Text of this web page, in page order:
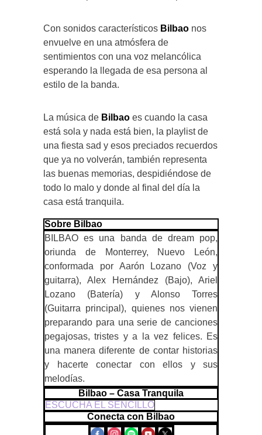
Con sonidos característicos Bilbao nos
envuelve en una atmósfera de
sentimientos con una voz melancólica
esperando la llegada de esa persona al
estilo de la banda.
La música de Bilbao es cuando la casa
está sola y nada está bien, la playlist de
una fiesta sad y esos preciados recuerdos
que ya no volverán, también representa
las buenas memorias, despidiéndose de
todo lo malo y donde al final del día la
casa está tranquila.
Sobre Bilbao
BILBAO es una banda de dream pop,
oriunda de Monterrey, Nuevo León,
conformada por Aarón Lozano (Voz y
guitarra), Alex Hernández (Bajo), Ariel
Lozano (Batería) y Alonso Torres
(Guitarra principal), quienes nos vienen
preparando para una serie de canciones
pegajosas, tristes y a la vez felices. Es
una manera diferente de contar historias
y hacerte conectar con ellos y sus
melodías.
Bilbao – Casa Tranquila
ESCUCHA EL SENCILLO
Conecta con Bilbao